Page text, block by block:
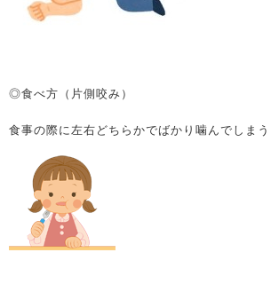
◎食べ方（片側咬み）
食事の際に左右どちらかでばかり噛んでしまう